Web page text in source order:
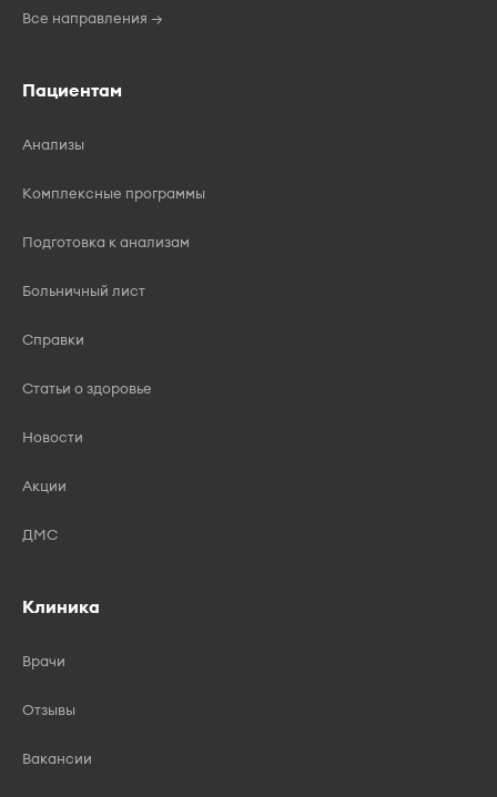
Все направления →
Пациентам
Анализы
Комплексные программы
Подготовка к анализам
Больничный лист
Справки
Статьи о здоровье
Новости
Акции
ДМС
Клиника
Врачи
Отзывы
Вакансии